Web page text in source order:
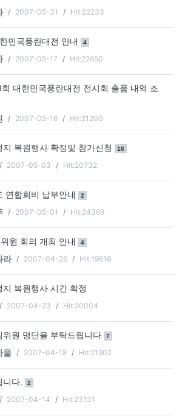
2007-05-31 Hit:22233
민국풍란대전 안내 댓글
4
2007-05-17 Hit:22650
회 대한민국풍란대전 전시회 출품 내역 조
2007-05-16 Hit:21200
지 복원행사 확정및 참가신청 댓글
16
2007-05-03 Hit:20732
연합회비 납부안내 댓글
2
2007-05-01 Hit:24369
원 회의 개최 안내 댓글
4
라 2007-04-26 Hit:19619
지 복원행사 시간 확정
2007-04-23 Hit:20004
위원 명단을 부탁드립니다 댓글
7
을 2007-04-18 Hit:21902
니다. 댓글
2
2007-04-14 Hit:23131